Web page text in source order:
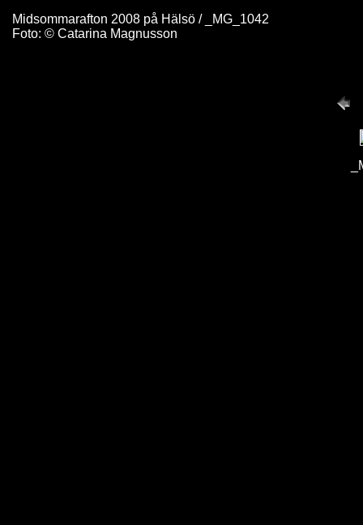
Midsommarafton 2008 på Hälsö / _MG_1042
Foto: © Catarina Magnusson